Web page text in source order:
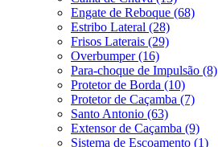
Engate de Reboque (68)
Estribo Lateral (28)
Frisos Laterais (29)
Overbumper (16)
Para-choque de Impulsão (8)
Protetor de Borda (10)
Protetor de Caçamba (7)
Santo Antonio (63)
Extensor de Caçamba (9)
Sistema de Escoamento (1)